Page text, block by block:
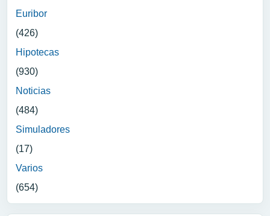
Euribor
(426)
Hipotecas
(930)
Noticias
(484)
Simuladores
(17)
Varios
(654)